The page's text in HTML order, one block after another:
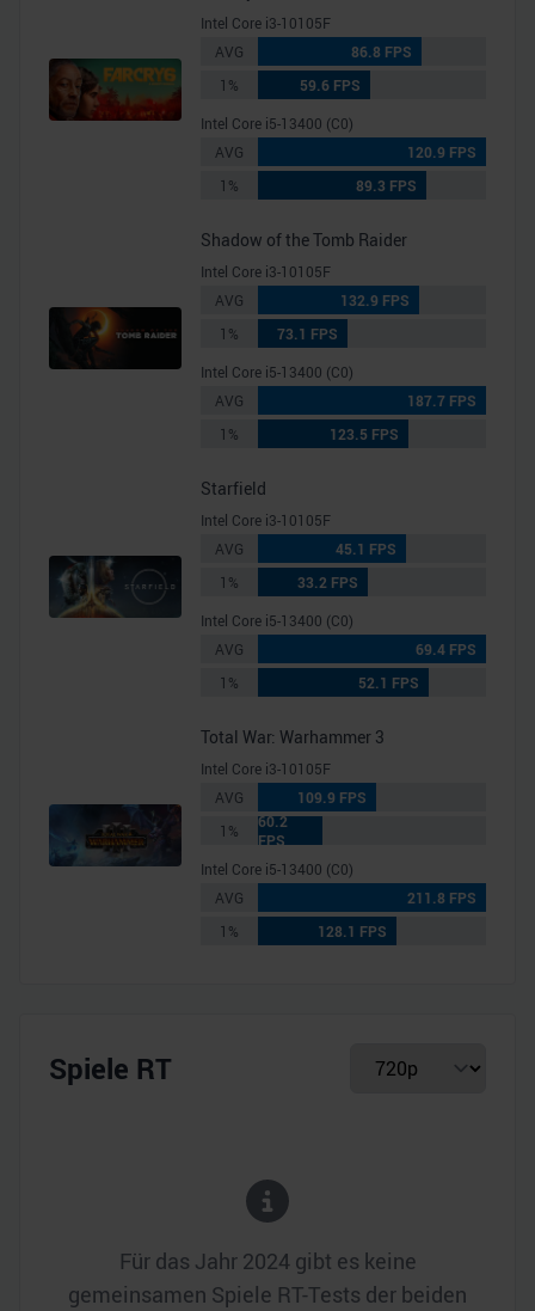
Intel Core i3-10105F
AVG
86.8 FPS
1%
59.6 FPS
Intel Core i5-13400 (C0)
AVG
120.9 FPS
1%
89.3 FPS
Shadow of the Tomb Raider
Intel Core i3-10105F
AVG
132.9 FPS
1%
73.1 FPS
Intel Core i5-13400 (C0)
AVG
187.7 FPS
1%
123.5 FPS
Starfield
Intel Core i3-10105F
AVG
45.1 FPS
1%
33.2 FPS
Intel Core i5-13400 (C0)
AVG
69.4 FPS
1%
52.1 FPS
Total War: Warhammer 3
Intel Core i3-10105F
AVG
109.9 FPS
1%
60.2
FPS
Intel Core i5-13400 (C0)
AVG
211.8 FPS
1%
128.1 FPS
Spiele RT
Für das Jahr 2024gibt es keine
gemeinsamen Spiele RT-Tests der beiden